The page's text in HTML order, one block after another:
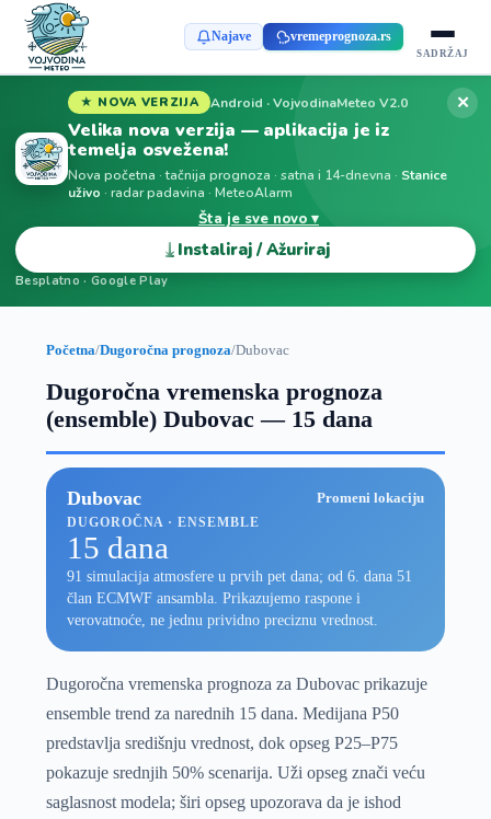
Najave vremeprognoza.rs
SADRŽAJ
★ NOVA VERZIJA Android · VojvodinaMeteo V2.0
Velika nova verzija — aplikacija je iz
temelja osvežena!
Nova početna · tačnija prognoza · satna i 14-dnevna · Stanice
uživo · radar padavina · MeteoAlarm
Šta je sve novo ▾
⤓ Instaliraj / Ažuriraj
Besplatno · Google Play
✕
Početna/Dugoročna prognoza/Dubovac
Dugoročna vremenska prognoza
(ensemble) Dubovac — 15 dana
Dubovac Promeni lokaciju
DUGOROČNA · ENSEMBLE
15 dana
91 simulacija atmosfere u prvih pet dana; od 6. dana 51
član ECMWF ansambla. Prikazujemo raspone i
verovatnoće, ne jednu prividno preciznu vrednost.
Dugoročna vremenska prognoza za Dubovac prikazuje
ensemble trend za narednih 15 dana. Medijana P50
predstavlja središnju vrednost, dok opseg P25–P75
pokazuje srednjih 50% scenarija. Uži opseg znači veću
saglasnost modela; širi opseg upozorava da je ishod